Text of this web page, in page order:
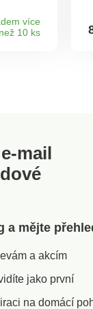
a
pro
více
než 10 ks
mail
a mějte
a akcím
jako první
na domácí